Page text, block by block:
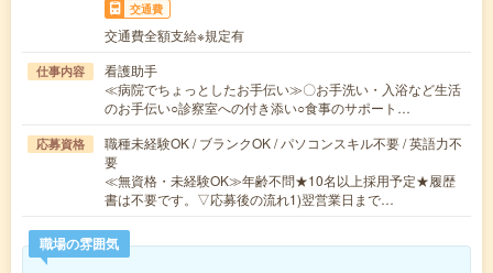
交通費
交通費全額支給※規定有
仕事内容
看護助手
≪病院でちょっとしたお手伝い≫〇お手洗い・入浴など生活
のお手伝い○診察室への付き添い○食事のサポート…
応募資格
職種未経験OK / ブランクOK / パソコンスキル不要 / 英語力不
要
≪無資格・未経験OK≫年齢不問★10名以上採用予定★履歴
書は不要です。▽応募後の流れ1)翌営業日まで…
職場の雰囲気